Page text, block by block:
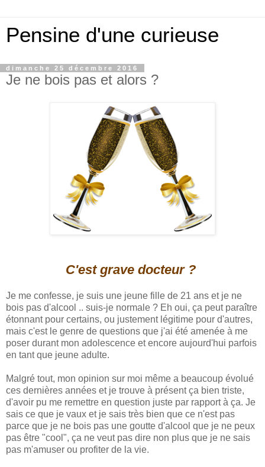
Pensine d'une curieuse
dimanche 25 décembre 2016
Je ne bois pas et alors ?
C'est grave docteur ?
Je me confesse, je suis une jeune fille de 21 ans et je ne
bois pas d'alcool .. suis-je normale ? Eh oui, ça peut paraître
étonnant pour certains, ou justement légitime pour d'autres,
mais c'est le genre de questions que j'ai été amenée à me
poser durant mon adolescence et encore aujourd'hui parfois
en tant que jeune adulte.
Malgré tout, mon opinion sur moi même a beaucoup évolué
ces dernières années et je trouve à présent ça bien triste,
d'avoir pu me remettre en question juste par rapport à ça. Je
sais ce que je vaux et je sais très bien que ce n'est pas
parce que je ne bois pas une goutte d'alcool que je ne peux
pas être "cool", ça ne veut pas dire non plus que je ne sais
pas m'amuser ou profiter de la vie.